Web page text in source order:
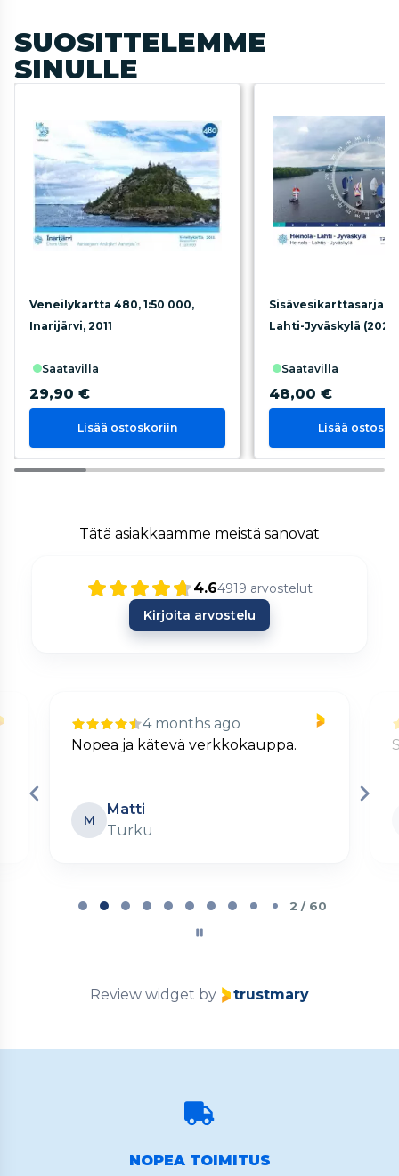
SUOSITTELEMME
SINULLE
Veneilykartta 480, 1:50 000,
Inarijärvi, 2011
saatavilla
29,90 €
Lisää ostoskoriin
Sisävesikarttasarja
Lahti-Jyväskylä
saatavilla
48,00 €
Lisää
Tätä asiakkaamme meistä sanovat
4.64919 arvostelut
Kirjoita arvostelu
4 months ago
Nopea ja kätevä verkkokauppa.
M
Matti
Turku
2 / 60
Review widget by trustmary
NOPEA TOIMITUS